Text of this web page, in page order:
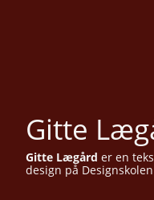
Gitte
Gitte Lægård er en
design på